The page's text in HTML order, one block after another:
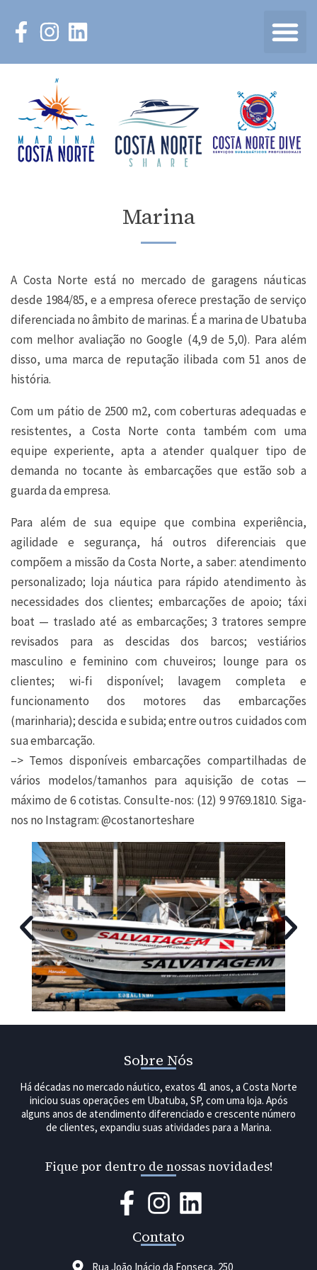
Marina
A Costa Norte está no mercado de garagens náuticas
desde 1984/85, e a empresa oferece prestação de serviço
diferenciada no âmbito de marinas. É a marina de Ubatuba
com melhor avaliação no Google (4,9 de 5,0). Para além
disso, uma marca de reputação ilibada com 51 anos de
história.
Com um pátio de 2500 m2, com coberturas adequadas e
resistentes, a Costa Norte conta também com uma
equipe experiente, apta a atender qualquer tipo de
demanda no tocante às embarcações que estão sob a
guarda da empresa.
Para além de sua equipe que combina experiência,
agilidade e segurança, há outros diferenciais que
compõem a missão da Costa Norte, a saber: atendimento
personalizado; loja náutica para rápido atendimento às
necessidades dos clientes; embarcações de apoio; táxi
boat — traslado até as embarcações; 3 tratores sempre
revisados para as descidas dos barcos; vestiários
masculino e feminino com chuveiros; lounge para os
clientes; wi-fi disponível; lavagem completa e
funcionamento dos motores das embarcações
(marinharia); descida e subida; entre outros cuidados com
sua embarcação.
–> Temos disponíveis embarcações compartilhadas de
vários modelos/tamanhos para aquisição de cotas —
máximo de 6 cotistas. Consulte-nos: (12) 9 9769.1810. Siga-
nos no Instagram: @costanorteshare
Sobre Nós
Há décadas no mercado náutico, exatos 41 anos, a Costa Norte
iniciou suas operações em Ubatuba, SP, com uma loja. Após
alguns anos de atendimento diferenciado e crescente número
de clientes, expandiu suas atividades para a Marina.
Fique por dentro de nossas novidades!
Contato
Rua João Inácio da Fonseca, 250